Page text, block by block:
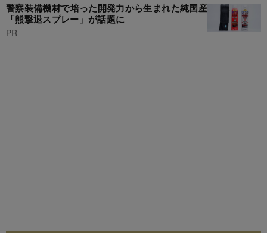
警察装備機材で培った開発力から生まれた純国産
「熊撃退スプレー」が話題に
PR